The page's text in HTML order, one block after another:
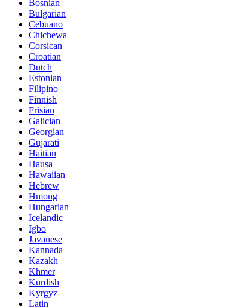
Bosnian
Bulgarian
Cebuano
Chichewa
Corsican
Croatian
Dutch
Estonian
Filipino
Finnish
Frisian
Galician
Georgian
Gujarati
Haitian
Hausa
Hawaiian
Hebrew
Hmong
Hungarian
Icelandic
Igbo
Javanese
Kannada
Kazakh
Khmer
Kurdish
Kyrgyz
Latin